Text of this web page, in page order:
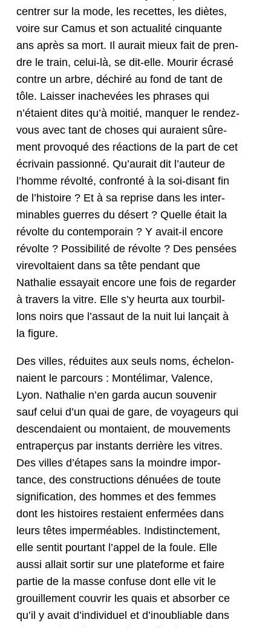
cen­tr­er sur la mode, les recettes, les diètes,
voire sur Camus et son actu­al­ité cinquante
ans après sa mort. Il aurait mieux fait de pren­
dre le train, celui-là, se dit-elle. Mourir écrasé
con­tre un arbre, déchiré au fond de tant de
tôle. Laiss­er inachevées les phras­es qui
n’étaient dites qu’à moitié, man­quer le ren­dez-
vous avec tant de choses qui auraient sûre­
ment provo­qué des réac­tions de la part de cet
écrivain pas­sion­né. Qu’aurait dit l’auteur de
l’homme révolté, con­fron­té à la soi-dis­ant fin
de l’histoire ? Et à sa reprise dans les inter­
minables guer­res du désert ? Quelle était la
révolte du con­tem­po­rain ? Y avait-il encore
révolte ? Pos­si­bil­ité de révolte ? Des pen­sées
vire­voltaient dans sa tête pen­dant que
Nathalie essayait encore une fois de regarder
à tra­vers la vit­re. Elle s’y heur­ta aux tour­bil­
lons noirs que l’assaut de la nuit lui lançait à
la figure.
Des villes, réduites aux seuls noms, éch­e­lon­
naient le par­cours : Mon­téli­mar, Valence,
Lyon. Nathalie n’en gar­da aucun sou­venir
sauf celui d’un quai de gare, de voyageurs qui
descendaient ou mon­taient, de mou­ve­ments
entrap­erçus par instants der­rière les vit­res.
Des villes d’étapes sans la moin­dre impor­
tance, des con­struc­tions dénuées de toute
sig­ni­fi­ca­tion, des hommes et des femmes
dont les his­toires restaient enfer­mées dans
leurs têtes imper­méables. Indis­tincte­ment,
elle sen­tit pour­tant l’appel de la foule. Elle
aus­si allait sor­tir sur une plate­forme et faire
par­tie de la masse con­fuse dont elle vit le
grouille­ment cou­vrir les quais et absorber ce
qu’il y avait d’individuel et d’inoubliable dans